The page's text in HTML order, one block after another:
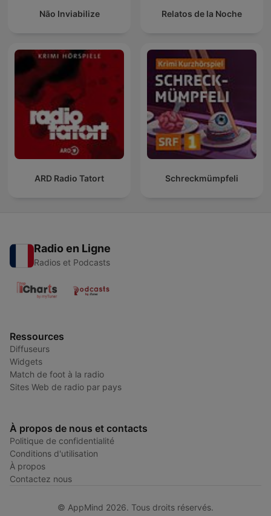
Não Inviabilize Relatos de la Noche
ARD Radio Tatort Schreckmümpfeli
Radio en Ligne
Radios et Podcasts
Ressources
Diffuseurs
Widgets
Match de foot à la radio
Sites Web de radio par pays
À propos de nous et contacts
Politique de confidentialité
Conditions d'utilisation
À propos
Contactez nous
© AppMind 2026. Tous droits réservés.